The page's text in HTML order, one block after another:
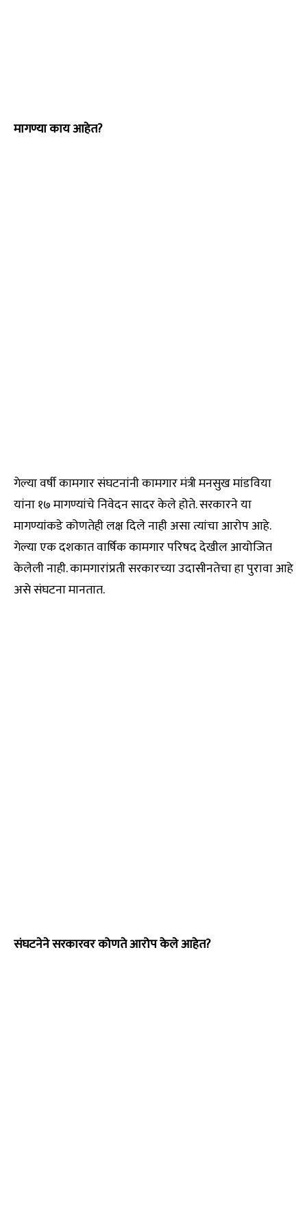
मागण्या काय आहेत?
गेल्या वर्षी कामगार संघटनांनी कामगार मंत्री मनसुख मांडविया
यांना १७ मागण्यांचे निवेदन सादर केले होते. सरकारने या
मागण्यांकडे कोणतेही लक्ष दिले नाही असा त्यांचा आरोप आहे.
गेल्या एक दशकात वार्षिक कामगार परिषद देखील आयोजित
केलेली नाही. कामगारांप्रती सरकारच्या उदासीनतेचा हा पुरावा आहे
असे संघटना मानतात.
संघटनेने सरकारवर कोणते आरोप केले आहेत?